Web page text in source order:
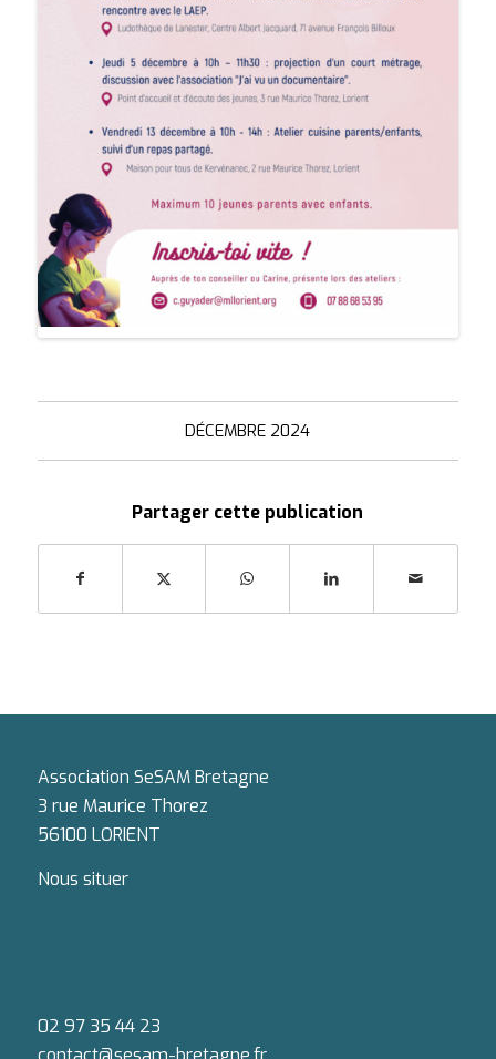
DÉCEMBRE 2024
Partager cette publication
Association SeSAM Bretagne
3 rue Maurice Thorez
56100 LORIENT
Nous situer
02 97 35 44 23